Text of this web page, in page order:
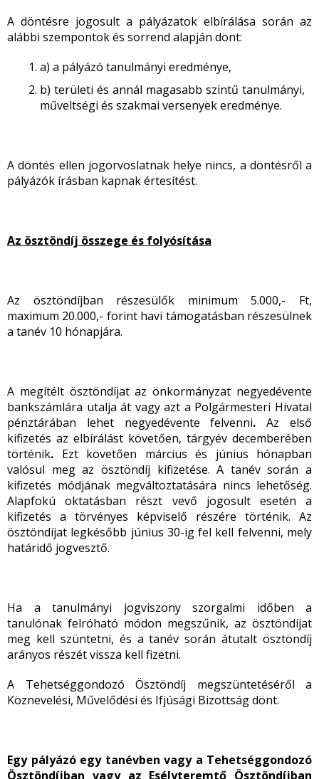
A döntésre jogosult a pályázatok elbírálása során az
alábbi szempontok és sorrend alapján dönt:
a) a pályázó tanulmányi eredménye,
b) területi és annál magasabb szintű tanulmányi,
műveltségi és szakmai versenyek eredménye.
A döntés ellen jogorvoslatnak helye nincs, a döntésről a
pályázók írásban kapnak értesítést.
Az ösztöndíj összege és folyósítása
Az ösztöndíjban részesülők minimum 5.000,- Ft,
maximum 20.000,- forint havi támogatásban részesülnek
a tanév 10 hónapjára.
A megítélt ösztöndíjat az önkormányzat negyedévente
bankszámlára utalja át vagy azt a Polgármesteri Hivatal
pénztárában lehet negyedévente felvenni.Az első
kifizetés az elbírálást követően, tárgyév decemberében
történik. Ezt követően március és június hónapban
valósul meg az ösztöndíj kifizetése. A tanév során a
kifizetés módjának megváltoztatására nincs lehetőség.
Alapfokú oktatásban részt vevő jogosult esetén a
kifizetés a törvényes képviselő részére történik. Az
ösztöndíjat legkésőbb június 30-ig fel kell felvenni, mely
határidő jogvesztő.
Ha a tanulmányi jogviszony szorgalmi időben a
tanulónak felróható módon megszűnik, az ösztöndíjat
meg kell szüntetni, és a tanév során átutalt ösztöndíj
arányos részét vissza kell fizetni.
A Tehetséggondozó Ösztöndíj megszüntetéséről a
Köznevelési, Művelődési és Ifjúsági Bizottság dönt.
Egy pályázó egy tanévben vagy a Tehetséggondozó
Ösztöndíjban vagy az Esélyteremtő Ösztöndíjban